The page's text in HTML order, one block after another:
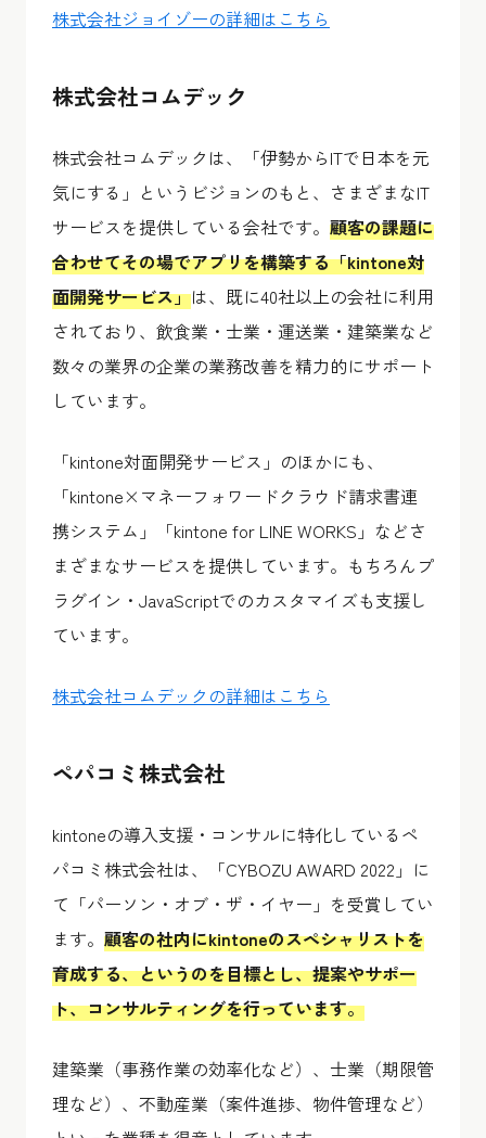
株式会社ジョイゾーの詳細はこちら
株式会社コムデック
株式会社コムデックは、「伊勢からITで日本を元
気にする」というビジョンのもと、さまざまなIT
サービスを提供している会社です。 顧客の課題に
合わせてその場でアプリを構築する「kintone対
面開発サービス」は、既に40社以上の会社に利用
されており、飲食業・士業・運送業・建築業など
数々の業界の企業の業務改善を精力的にサポート
しています。
「kintone対面開発サービス」のほかにも、
「kintone×マネーフォワードクラウド請求書連
携システム」「kintone for LINE WORKS」などさ
まざまなサービスを提供しています。もちろんプ
ラグイン・JavaScriptでのカスタマイズも支援し
ています。
株式会社コムデックの詳細はこちら
ペパコミ株式会社
kintoneの導入支援・コンサルに特化しているペ
パコミ株式会社は、「CYBOZU AWARD 2022」に
て「パーソン・オブ・ザ・イヤー」を受賞してい
ます。 顧客の社内にkintoneのスペシャリストを
育成する、というのを目標とし、提案やサポー
ト、コンサルティングを行っています。
建築業（事務作業の効率化など）、士業（期限管
理など）、不動産業（案件進捗、物件管理など）